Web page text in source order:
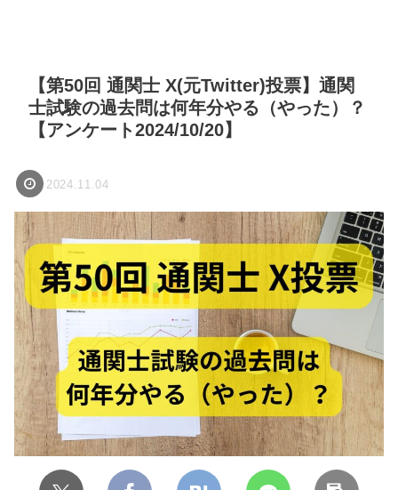
【第50回 通関士 X(元Twitter)投票】通関
士試験の過去問は何年分やる（やった）？
【アンケート2024/10/20】
2024.11.04